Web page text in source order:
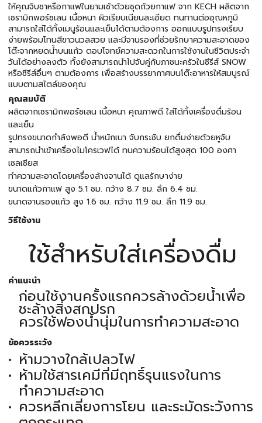
ให้คุณจิบชาหรือกาแฟในยามเช้าด้วยชุดถ้วยกาแฟ จาก KECH ผลิตจาก
เซรามิกพอร์ซเลน เนื้อหนา ผิวเรียบเนียนละเอียด ทนทานต่ออุณหภูมิ
สามารถใส่ได้ทั้งเมนูร้อนและเย็นได้ตามต้องการ ออกแบบรูปทรงเรียบ
ง่ายพร้อมโทนสีขาวนวลสวย และมีจานรองที่ช่วยรักษาความสะอาดของ
โต๊ะจากหยดน้ำบนแก้ว ตอบโจทย์ความสะดวกในการใช้งานในชีวิตประจำ
วันได้อย่างลงตัว ทั้งยังสามารถนำไปจับคู่กับภาชนะครัวในซีรีส์ SNOW
หรือซีรีส์อื่นๆ ตามต้องการ เพื่อสร้างบรรยากาศบนโต๊ะอาหารให้สมบูรณ์
แบบตามสไตล์ของคุณ
คุณสมบัติ
ผลิตจากเซรามิกพอร์ซเลน เนื้อหนา คุณภาพดี ใส่ได้ทั้งเครื่องดื่มร้อน
และเย็น
รูปทรงขนาดกำลังพอดี น้ำหนักเบา จับกระชับ ยกดื่มง่ายด้วยหูจับ
สามารถนำเข้าเครื่องไมโครเวฟได้ ทนความร้อนได้สูงสุด 100 องศา
เซลเซียส
ทำความสะอาดโดยเครื่องล้างจานได้ ดูแลรักษาง่าย
ขนาดแก้วกาแฟ สูง 5.1 ซม. กว้าง 8.7 ซม. ลึก 6.4 ซม.
ขนาดจานรองแก้ว สูง 1.6 ซม. กว้าง 11.9 ซม. ลึก 11.9 ซม.
วิธีใช้งาน
ใช้สำหรับใส่เครื่องดื่ม
คำแนะนำ
ก่อนใช้งานครั้งแรกควรล้างด้วยน้ำเพื่อ
ชะล้างสิ่งสกปรก
ควรใช้ฟองน้ำนุ่มในการทำความสะอาด
ข้อควรระวัง
ห้ามวางใกล้เปลวไฟ
ห้ามใช้สารเคมีที่มีฤทธิ์รุนแรงในการ
ทำความสะอาด
ควรหลีกเลี่ยงการโยน และระมัดระวังการ